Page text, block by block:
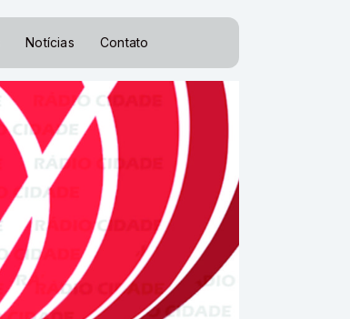
Notícias Contato